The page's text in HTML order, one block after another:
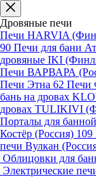
Дровяные печи
Печи HARVIA
90 Печи для бани
дровяные IKI
Печи ВАРВАРА
Печи Этна 62 Печи
бань на дровах
дровах TULIKIVI
Порталы для
Костёр (Россия) 109
печи Вулкан
Облицовки для
Электрические